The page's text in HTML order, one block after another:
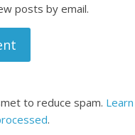
posts by email.
to reduce spam.
.